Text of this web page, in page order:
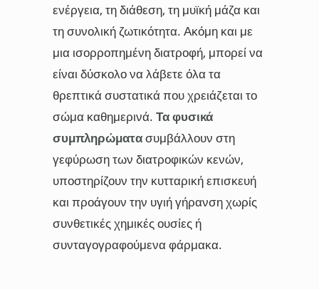
ενέργεια, τη διάθεση, τη μυϊκή μάζα και
τη συνολική ζωτικότητα. Ακόμη και με
μια ισορροπημένη διατροφή, μπορεί να
είναι δύσκολο να λάβετε όλα τα
θρεπτικά συστατικά που χρειάζεται το
σώμα καθημερινά. Τα φυσικά
συμπληρώματασυμβάλλουν στη
γεφύρωση των διατροφικών κενών,
υποστηρίζουν την κυτταρική επισκευή
και προάγουν την υγιή γήρανση χωρίς
συνθετικές χημικές ουσίες ή
συνταγογραφούμενα φάρμακα.